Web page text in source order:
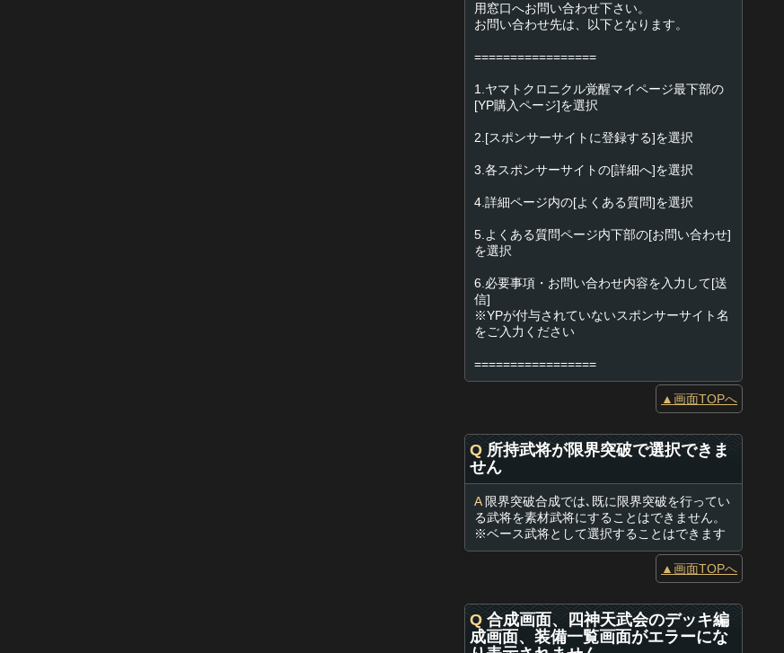
用窓口へお問い合わせ下さい。
お問い合わせ先は、以下となります。
=================
1.ヤマトクロニクル覚醒マイページ最下部の
[YP購入ページ]を選択
2.[スポンサーサイトに登録する]を選択
3.各スポンサーサイトの[詳細へ]を選択
4.詳細ページ内の[よくある質問]を選択
5.よくある質問ページ内下部の[お問い合わせ]
を選択
6.必要事項・お問い合わせ内容を入力して[送
信]
※YPが付与されていないスポンサーサイト名
をご入力ください
=================
▲画面TOPへ
Q 所持武将が限界突破で選択できま
せん
A限界突破合成では､既に限界突破を行ってい
る武将を素材武将にすることはできません。
※ベース武将として選択することはできます
▲画面TOPへ
Q 合成画面、四神天武会のデッキ編
成画面、装備一覧画面がエラーにな